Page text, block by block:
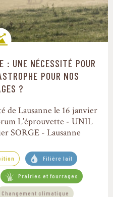
transition
: UNE NÉCESSITÉ POUR
POUR NOS
?
de Lausanne le 16 janvier
L’éprouvette - UNIL
SORGE - Lausanne
Filière lait
Prairies et fourrages
Changement climatique